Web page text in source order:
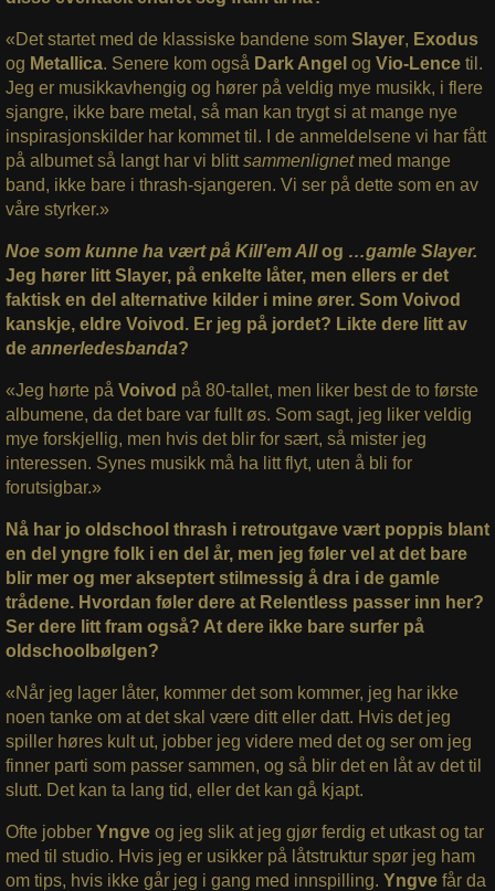
«Det startet med de klassiske bandene som Slayer, Exodus
og Metallica. Senere kom også Dark Angel og Vio-Lencetil.
Jeg er musikkavhengig og hører på veldig mye musikk, i flere
sjangre, ikke bare metal, så man kan trygt si at mange nye
inspirasjonskilder har kommet til. I de anmeldelsene vi har fått
på albumet så langt har vi blittsammenlignet med mange
band, ikke bare i thrash-sjangeren. Vi ser på dette som en av
våre styrker.»
Noe som kunne ha vært på Kill’em Allog …gamle Slayer.
Jeg hører litt Slayer, på enkelte låter, men ellers er det
faktisk en del alternative kilder i mine ører. Som Voivod
kanskje, eldre Voivod. Er jeg på jordet? Likte dere litt av
de annerledesbanda?
«Jeg hørte på Voivod på 80-tallet, men liker best de to første
albumene, da det bare var fullt øs. Som sagt, jeg liker veldig
mye forskjellig, men hvis det blir for sært, så mister jeg
interessen. Synes musikk må ha litt flyt, uten å bli for
forutsigbar.»
Nå har jo oldschool thrash i retroutgave vært poppis blant
en del yngre folk i en del år, men jeg føler vel at det bare
blir mer og mer akseptert stilmessig å dra i de gamle
trådene. Hvordan føler dere at Relentless passer inn her?
Ser dere litt fram også? At dere ikke bare surfer på
oldschoolbølgen?
«Når jeg lager låter, kommer det som kommer, jeg har ikke
noen tanke om at det skal være ditt eller datt. Hvis det jeg
spiller høres kult ut, jobber jeg videre med det og ser om jeg
finner parti som passer sammen, og så blir det en låt av det til
slutt. Det kan ta lang tid, eller det kan gå kjapt.
Ofte jobber Yngveog jeg slik at jeg gjør ferdig et utkast og tar
med til studio. Hvis jeg er usikker på låtstruktur spør jeg ham
om tips, hvis ikke går jeg i gang med innspilling. Yngve får da